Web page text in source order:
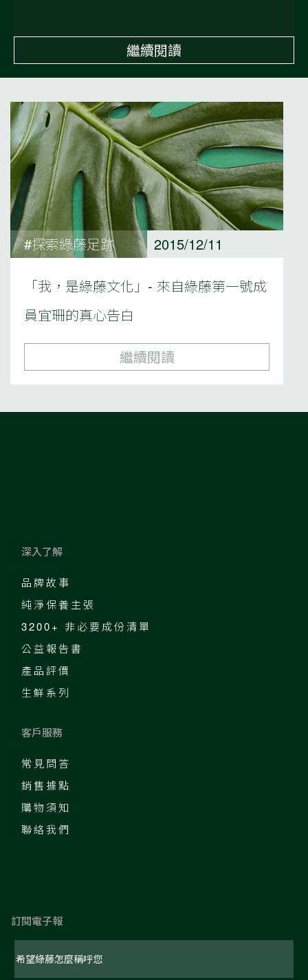
繼續閱讀
#探索綠藤足跡 2015/12/11
「我，是綠藤文化」- 來自綠藤第一號成
員宜珊的真心告白
繼續閱讀
深入了解
品牌故事
純淨保養主張
3200+ 非必要成份清單
公益報告書
產品評價
生鮮系列
客戶服務
常見問答
銷售據點
購物須知
聯絡我們
訂閱電子報